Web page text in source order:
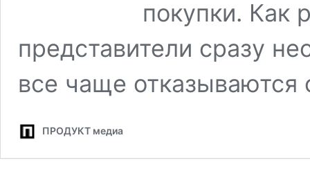
покупки. Как
представители сразу
все чаще
ПРОДУКТ медиа